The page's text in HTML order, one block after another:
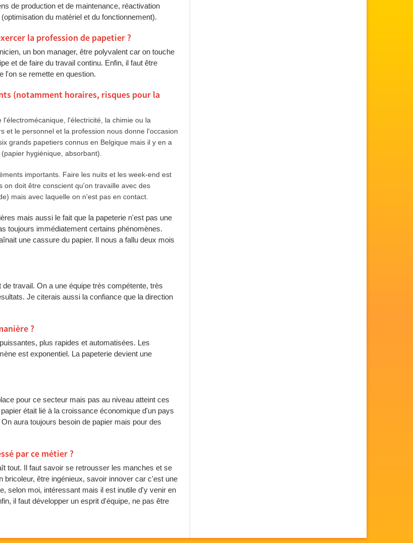
de production et de maintenance, réactivation
du matériel et du fonctionnement).
la profession de papetier ?
un bon manager, être polyvalent car on touche
et de faire du travail continu. Enfin, il faut être
l'on se remette en question.
(notamment horaires, risques pour la
l'électricité, la chimie ou la
et le personnel et la profession nous donne l'occasion
grands papetiers connus en Belgique mais il y en a
hygiénique, absorbant).
importants. Faire les nuits et les week-end est
doit être conscient qu'on travaille avec des
mais avec laquelle on n'est pas en contact.
mais aussi le fait que la papeterie n'est pas une
toujours immédiatement certains phénomènes.
une cassure du papier. Il nous a fallu deux mois
travail. On a une équipe très compétente, très
Je citerais aussi la confiance que la direction
?
plus rapides et automatisées. Les
est exponentiel. La papeterie devient une
pour ce secteur mais pas au niveau atteint ces
était lié à la croissance économique d'un pays
aura toujours besoin de papier mais pour des
par ce métier ?
tout. Il faut savoir se retrousser les manches et se
être ingénieux, savoir innover car c'est une
selon moi, intéressant mais il est inutile d'y venir en
il faut développer un esprit d'équipe, ne pas être